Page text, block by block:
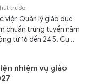
trước
viện Quản lý giáo dục
chuẩn trúng tuyển năm
từ 16 đến 24,5. Cụ...
nhiệm vụ giáo